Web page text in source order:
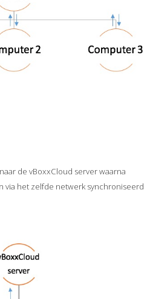
de vBoxxCloud server waarna
het zelfde netwerk synchroniseerd